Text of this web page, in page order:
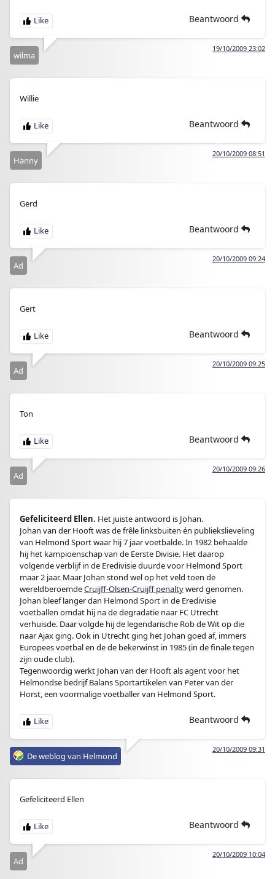
Beantwoord
19/10/2009 23:02
wilma
Willie
Beantwoord
20/10/2009 08:51
Hanny
Gerd
Beantwoord
20/10/2009 09:24
Ad
Gert
Beantwoord
20/10/2009 09:25
Ad
Ton
Beantwoord
20/10/2009 09:26
Ad
Gefeliciteerd Ellen. Het juiste antwoord is Johan.
Johan van der Hooft was de frêle linksbuiten én publiekslieveling
van Helmond Sport waar hij 7 jaar voetbalde. In 1982 behaalde
hij het kampioenschap van de Eerste Divisie. Het daarop
volgende verblijf in de Eredivisie duurde voor Helmond Sport
maar 2 jaar. Maar Johan stond wel op het veld toen de
wereldberoemdeCruijff-Olsen-Cruijff penaltywerd genomen.
Johan bleef langer dan Helmond Sport in de Eredivisie
voetballen omdat hij na de degradatie naar FC Utrecht
verhuisde. Daar volgde hij de legendarische Rob de Wit op die
naar Ajax ging. Ook in Utrecht ging het Johan goed af, immers
Europees voetbal en de de bekerwinst in 1985 (in de finale tegen
zijn oude club).
Tegenwoordig werkt Johan van der Hooft als agent voor het
Helmondse bedrijf Balans Sportartikelen van Peter van der
Horst, een voormalige voetballer van Helmond Sport.
Beantwoord
20/10/2009 09:31
De weblog van Helmond
Gefeliciteerd Ellen
Beantwoord
20/10/2009 10:04
Ad